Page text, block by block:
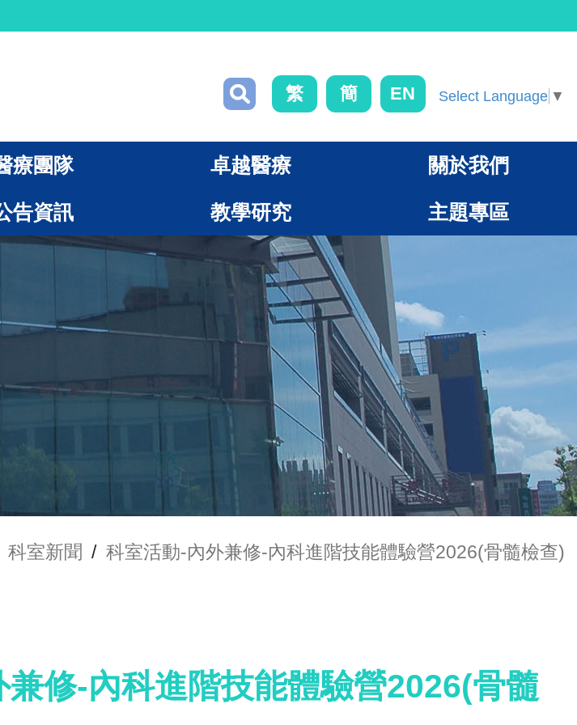
繁 簡 EN Select Language ▼
療團隊 卓越醫療 關於我們
告資訊 教學研究 主題專區
科室新聞 / 科室活動-內外兼修-內科進階技能體驗營2026(骨髓檢查)
修-內科進階技能體驗營2026(骨髓